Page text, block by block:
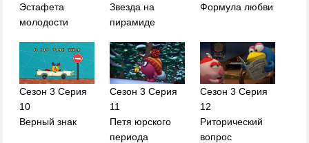
Эстафета
молодости
Звезда на
пирамиде
Формула любви
Сезон 3 Серия
10
Верный знак
Сезон 3 Серия
11
Петя юрского
периода
Сезон 3 Серия
12
Риторический
вопрос